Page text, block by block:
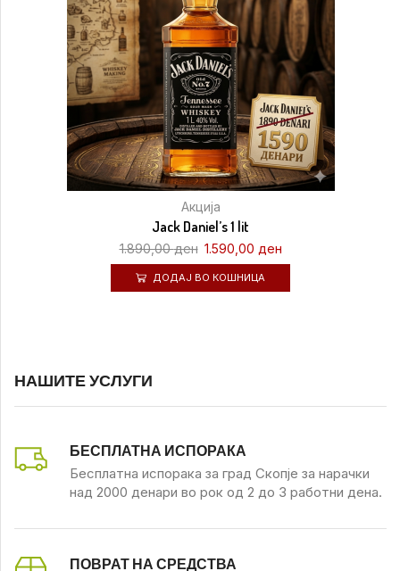
Акција
Jack Daniel’s 1 lit
1.890,00ден 1.590,00 ден
ДОДАЈ ВО КОШНИЦА
НАШИТЕ УСЛУГИ
БЕСПЛАТНА ИСПОРАКА
Бесплатна испорака за град Скопје за нарачки
над 2000 денари во рок од 2 до 3 работни дена.
ПОВРАТ НА СРЕДСТВА